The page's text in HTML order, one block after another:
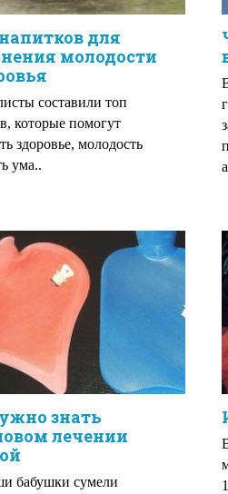
для
молодости
составили топ
которые помогут
здоровье, молодость
ума..
знать
лечении
бабушки сумели